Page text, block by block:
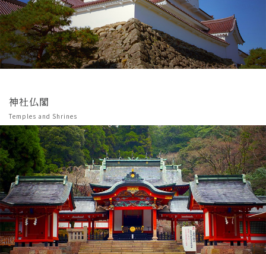
神社仏閣
Temples and Shrines